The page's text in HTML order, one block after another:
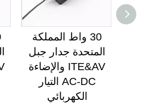
30 واط المملكة
المتحدة جدار جبل
ITE&AV والإضاءة
AC-DC التيار
الكهربائي